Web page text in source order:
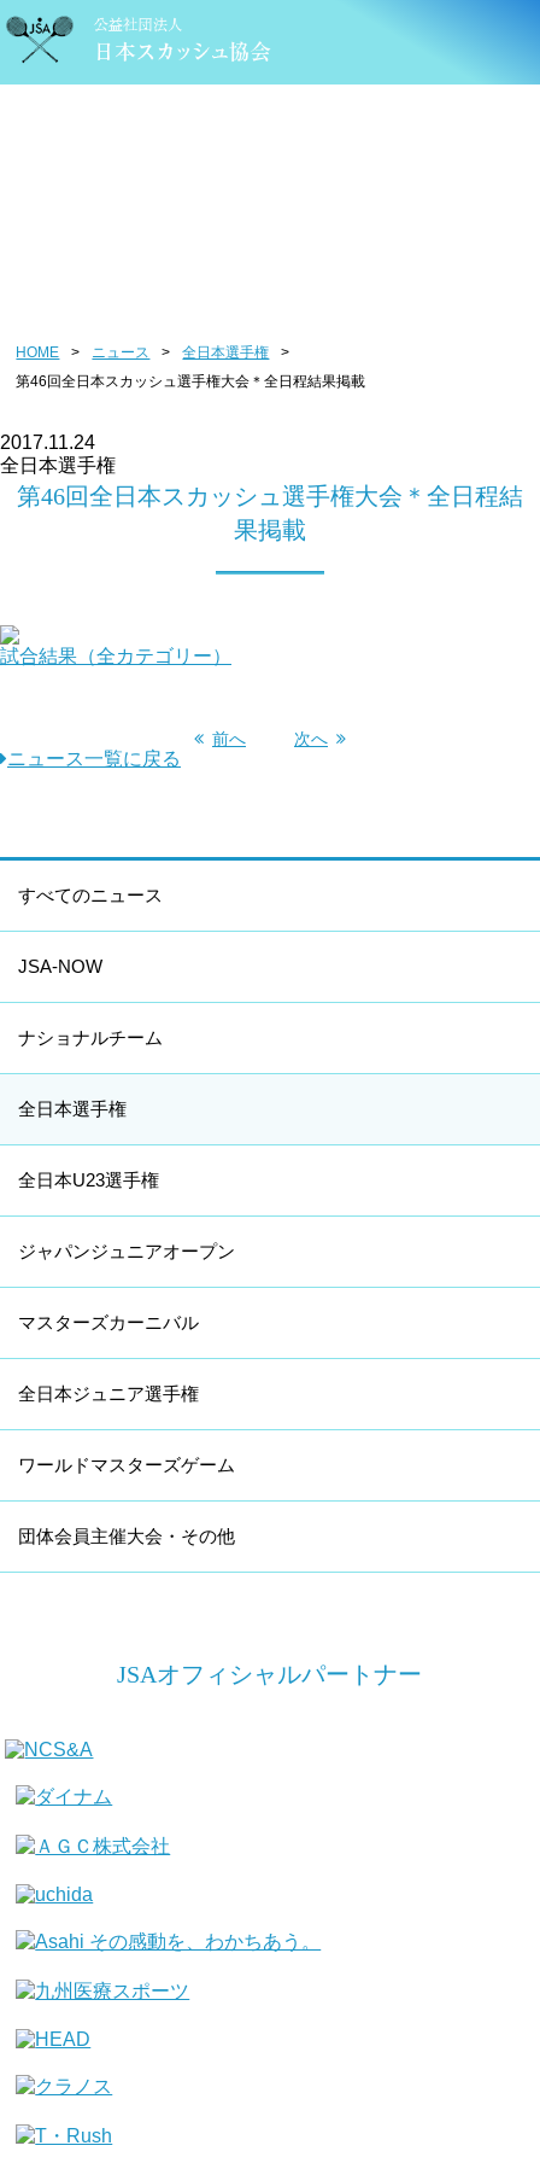
HOME > ニュース > 全日本選手権
>
第46回全日本スカッシュ選手権大会＊全日程結果掲載
2017.11.24
全日本選手権
第46回全日本スカッシュ選手権大会＊全日程結
果掲載
試合結果（全カテゴリー）
前へ 次へ
ニュース一覧に戻る
すべてのニュース
JSA-NOW
ナショナルチーム
全日本選手権
全日本U23選手権
ジャパンジュニアオープン
マスターズカーニバル
全日本ジュニア選手権
ワールドマスターズゲーム
団体会員主催大会・その他
JSAオフィシャルパートナー